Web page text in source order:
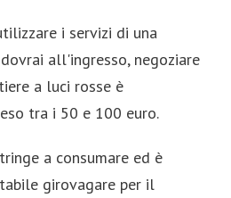
i servizi di una
all'ingresso, negoziare
a luci rosse è
tra i 50 e 100 euro.
a consumare ed è
girovagare per il